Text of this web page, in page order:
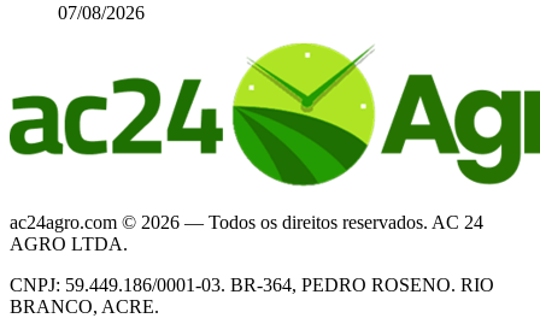
07/08/2026
ac24agro.com © 2026 — Todos os direitos reservados. AC 24
AGRO LTDA.
CNPJ: 59.449.186/0001-03. BR-364, PEDRO ROSENO. RIO
BRANCO, ACRE.